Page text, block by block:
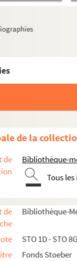
de la
de
Bibliothèque-
Tous
de
Bibliothèque-
STO 1D - STO
Fonds Stoeber